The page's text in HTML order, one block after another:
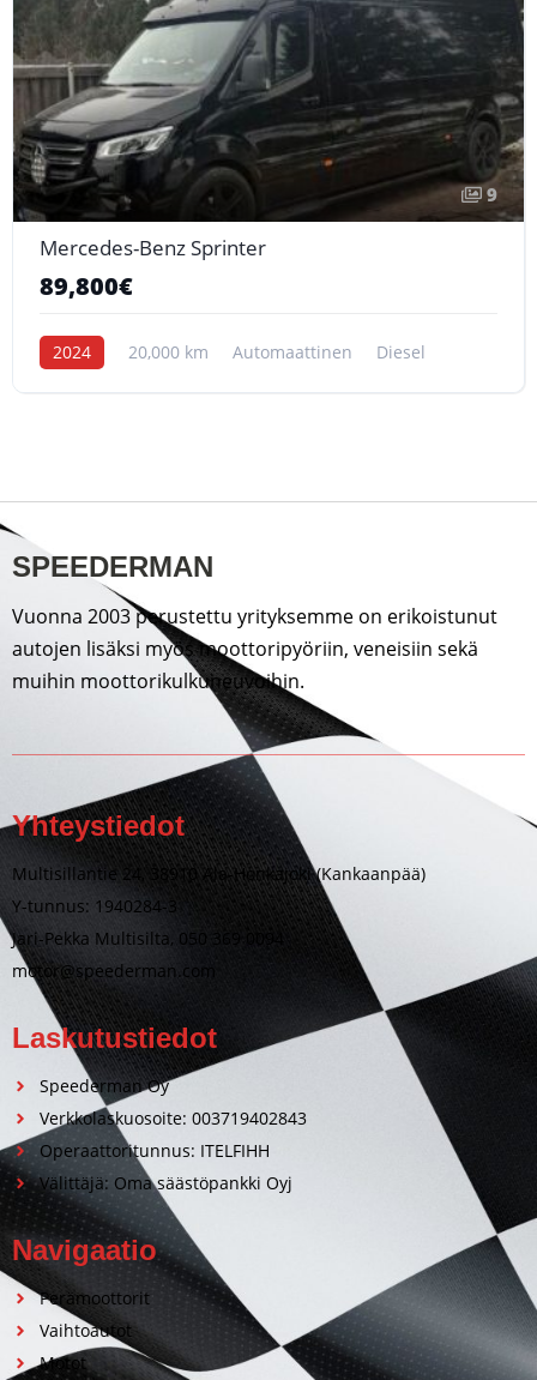
9
Mercedes-Benz Sprinter
89,800€
2024 20,000 km Automaattinen Diesel
SPEEDERMAN
Vuonna 2003 perustettu yrityksemme on erikoistunut
autojen lisäksi myös moottoripyöriin, veneisiin sekä
muihin moottorikulkuneuvoihin.
Yhteystiedot
Multisillantie 24, 38910 Ala-Honkajoki (Kankaanpää)
Y-tunnus: 1940284-3
Jari-Pekka Multisilta, 050 369 0094
motor@speederman.com
Laskutustiedot
Speederman Oy
Verkkolaskuosoite: 003719402843
Operaattoritunnus: ITELFIHH
Välittäjä: Oma säästöpankki Oyj
Navigaatio
Perämoottorit
Vaihtoautot
Motot